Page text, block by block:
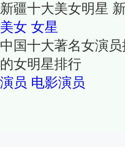
新疆十大美女明星
美女 女星
中国十大著名女演
的女明星排行
演员 电影演员